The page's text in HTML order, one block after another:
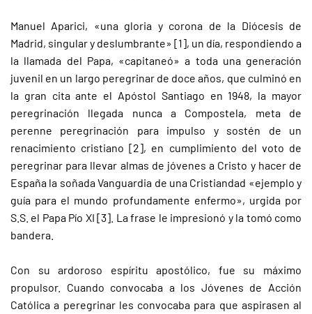
Manuel Aparici, «una gloria y corona de la Diócesis de
Madrid, singular y deslumbrante» [1], un día, respondiendo a
la llamada del Papa, «capitaneó» a toda una generación
juvenil en un largo peregrinar de doce años, que culminó en
la gran cita ante el Apóstol Santiago en 1948, la mayor
peregrinación llegada nunca a Compostela, meta de
perenne peregrinación para impulso y sostén de un
renacimiento cristiano [2], en cumplimiento del voto de
peregrinar para llevar almas de jóvenes a Cristo y hacer de
España la soñada Vanguardia de una Cristiandad «ejemplo y
guía para el mundo profundamente enfermo», urgida por
S.S. el Papa Pío XI [3]. La frase le impresionó y la tomó como
bandera.
Con su ardoroso espíritu apostólico, fue su máximo
propulsor. Cuando convocaba a los Jóvenes de Acción
Católica a peregrinar les convocaba para que aspirasen al